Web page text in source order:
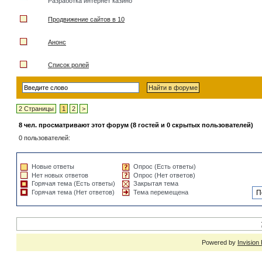
Продвижение сайтов в 10
Анонс
Список ролей
2 Страницы 1 2 >
8 чел. просматривают этот форум (8 гостей и 0 скрытых пользователей)
0 пользователей:
Новые ответы
Нет новых ответов
Горячая тема (Есть ответы)
Горячая тема (Нет ответов)
Опрос (Есть ответы)
Опрос (Нет ответов)
Закрытая тема
Тема перемещена
Powered by Invision